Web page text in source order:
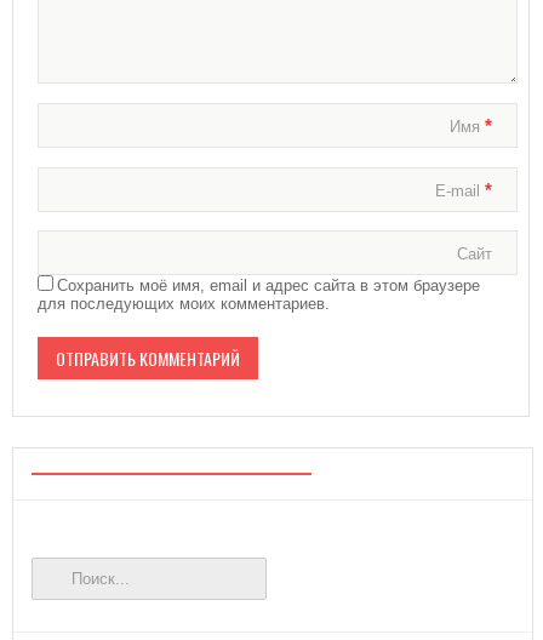
Имя*
E-mail*
Сайт
Сохранить моё имя, email и адрес сайта в этом браузере
для последующих моих комментариев.